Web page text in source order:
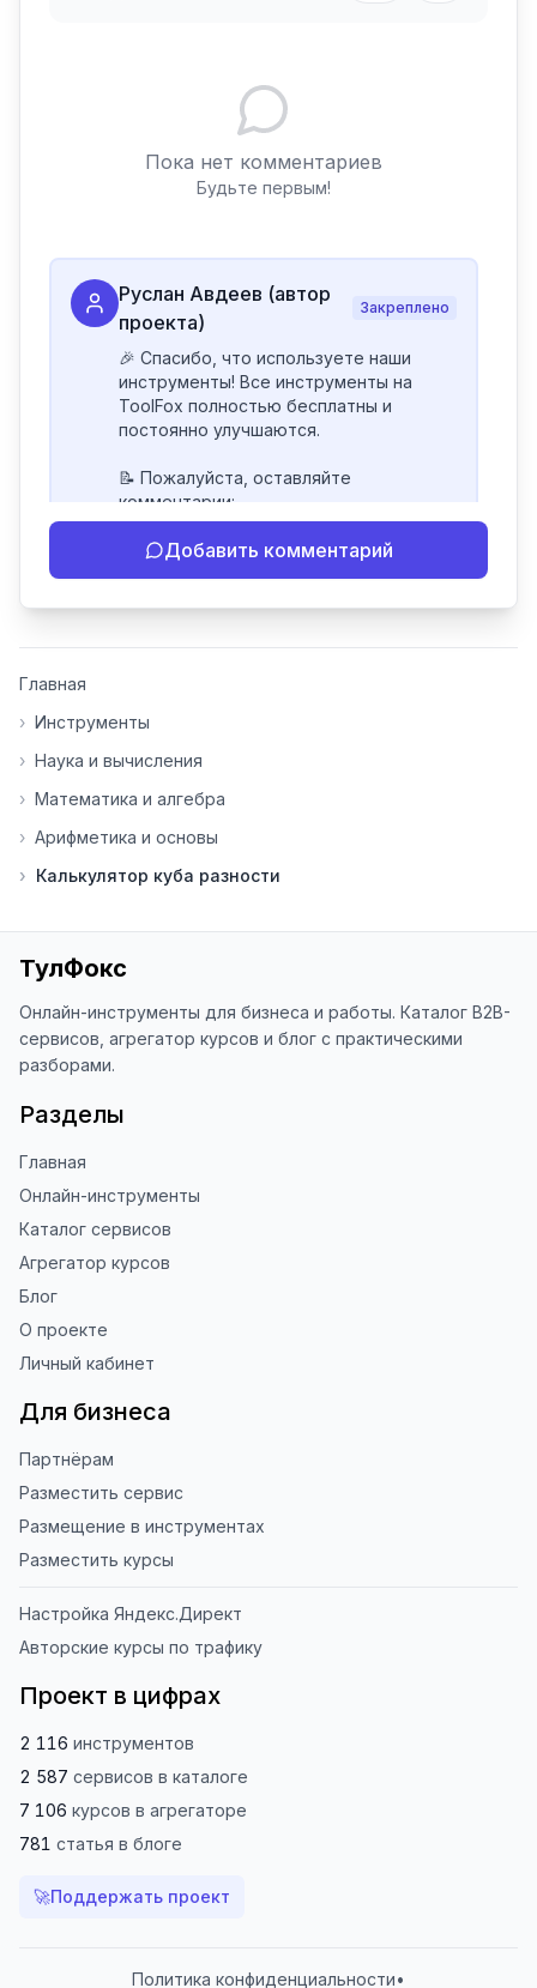
Пока нет комментариев
Будьте первым!
Руслан Авдеев (автор
проекта)
Закреплено
🎉 Спасибо, что используете наши
инструменты! Все инструменты на
ToolFox полностью бесплатны и
постоянно улучшаются.
📝 Пожалуйста, оставляйте
комментарии:
- Если инструмент работает
некорректно
инструменты нуждаются в доработке.
основе вашей обратной связи.
⭐ Если вам нравится ToolFox — буду
благодарен за отзыв о сайте в
«Оценить сайт» в панели браузера).
наши инструменты!
Благодарю за доверие и
использование ToolFox! 🚀
Добавить комментарий
Главная
› Инструменты
› Наука и вычисления
› Математика и алгебра
› Арифметика и основы
› Калькулятор куба разности
ТулФокс
Онлайн-инструменты для бизнеса и работы. Каталог B2B-
сервисов, агрегатор курсов и блог с практическими
разборами.
Разделы
Главная
Онлайн-инструменты
Каталог сервисов
Агрегатор курсов
Блог
О проекте
Личный кабинет
Для бизнеса
Партнёрам
Разместить сервис
Размещение в инструментах
Разместить курсы
Настройка Яндекс.Директ
Авторские курсы по трафику
Проект в цифрах
2 116 инструментов
2 587 сервисов в каталоге
7 106 курсов в агрегаторе
781 статья в блоге
🚀Поддержать проект
Политика конфиденциальности•